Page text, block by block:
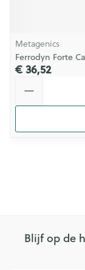
Metagenics
Ferrodyn Forte
€ 36,52
Blijf op de